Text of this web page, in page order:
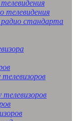
телевидения
стандарта